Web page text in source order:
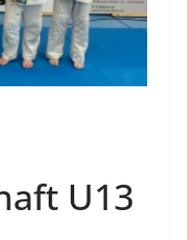
U13